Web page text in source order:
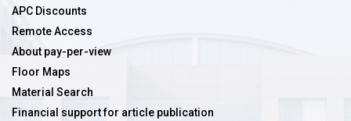
APC Discounts
Remote Access
About pay-per-view
Floor Maps
Material Search
Financial support for article publication